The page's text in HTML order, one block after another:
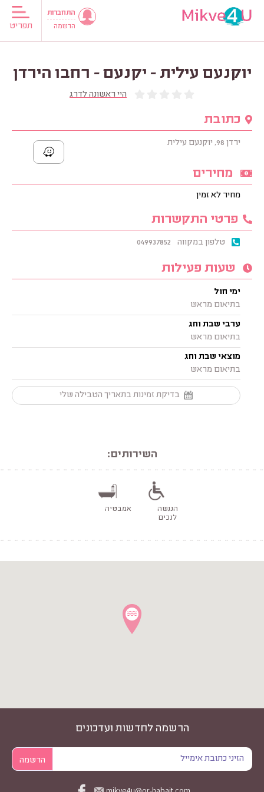
תפריט
התחברות
הרשמה
יוקנעם עילית - יקנעם - רחבו הירדן
היי ראשונה לדרג
כתובת
ירדן 98, יוקנעם עילית
מחירים
מחיר לא זמין
פרטי התקשרות
טלפון במקווה 049937852
שעות פעילות
ימי חול
בתיאום מראש
ערבי שבת וחג
בתיאום מראש
מוצאי שבת וחג
בתיאום מראש
בדיקת זמינות בתאריך הטבילה שלי
השירותים:
הנגשה
לנכים
אמבטיה
הרשמה לחדשות ועדכונים